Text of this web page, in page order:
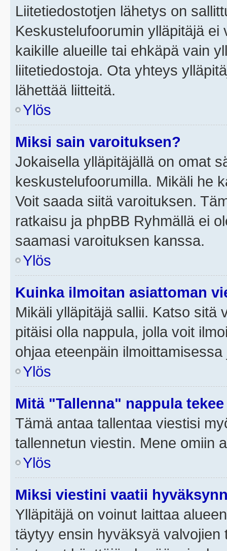
Liitetiedostotjen lähetys on
Keskustelufoorumin ylläpitäjä
kaikille alueille tai ehkäpä vain
liitetiedostoja. Ota yhteys
lähettää liitteitä.
Ylös
Miksi sain varoituksen?
Jokaisella ylläpitäjällä on omat
keskustelufoorumilla. Mikäli he
Voit saada siitä varoituksen.
ratkaisu ja phpBB Ryhmällä ei
saamasi varoituksen kanssa.
Ylös
Kuinka ilmoitan asiattoman
Mikäli ylläpitäjä sallii. Katso sitä
pitäisi olla nappula, jolla voit
ohjaa eteenpäin
Ylös
Mitä "Tallenna" nappula
Tämä antaa tallentaa viestisi
tallennetun viestin. Mene omiin
Ylös
Miksi viestini vaatii
Ylläpitäjä on voinut laittaa
täytyy ensin hyväksyä